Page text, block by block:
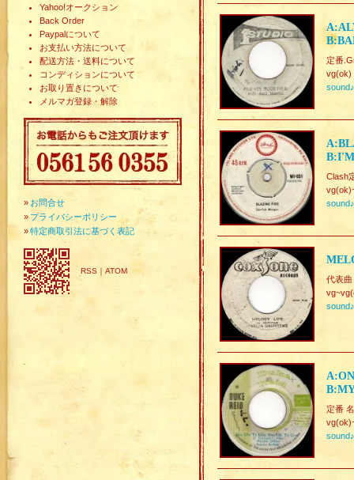
Yahoo!オークション
Back Order
Paypalについて
お支払い方法について
配送方法・送料について
コンディションについて
お取り置きについて
メルマガ登録・解除
» お問合せ
» プライバシーポリシー
»特定商取引法に基づく表記
RSS ｜ ATOM
定番
vg(ok)
sound♪
Clash
sound♪
代表曲
sound♪
定番
sound♪